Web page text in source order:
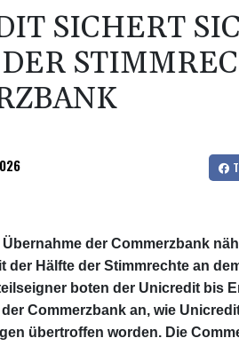
SICHERT
Übernahme der Commerzbank
der Hälfte der Stimmrechte an
boten der Unicredit bis
Commerzbank an, wie
übertroffen worden. Die